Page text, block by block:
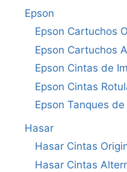
Epson
Epson Cartuchos
Epson Cartuchos
Epson Cintas de
Epson Cintas
Epson Tanques
Hasar
Hasar Cintas
Hasar Cintas